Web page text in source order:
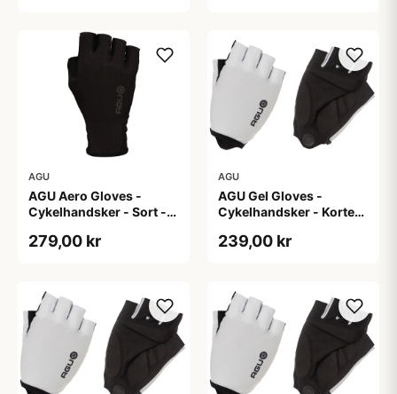
AGU
AGU Aero Gloves -
Cykelhandsker - Sort -
279,00 kr
AGU
AGU Gel Gloves -
Cykelhandsker - Korte
239,00 kr